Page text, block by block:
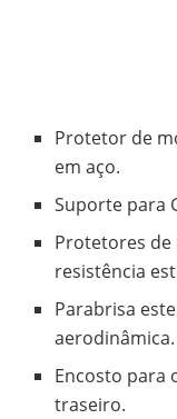
Protetor de
em aço.
Suporte para
Protetores
resistência
Parabrisa
aerodinâmica.
Encosto para
traseiro.